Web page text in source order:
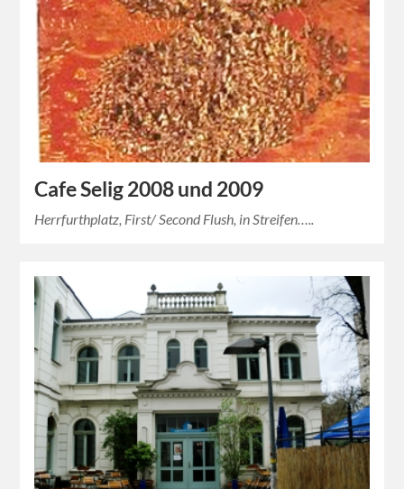
Cafe Selig 2008 und 2009
Herrfurthplatz, First/ Second Flush, in Streifen…..